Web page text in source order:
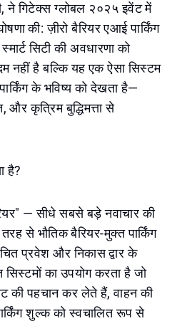
ने गिटेक्स ग्लोबल २०२५ इवेंट में
की: ज़ीरो बैरियर एआई पार्किंग
सिटी की अवधारणा को
नहीं है बल्कि यह एक ऐसा सिस्टम
के भविष्य को देखता है—
और कृत्रिम बुद्धिमत्ता से
है?
— सीधे सबसे बड़े नवाचार की
से भौतिक बैरियर-मुक्त पार्किंग
प्रवेश और निकास द्वार के
का उपयोग करता है जो
की पहचान कर लेते हैं, वाहन की
शुल्क को स्वचालित रूप से